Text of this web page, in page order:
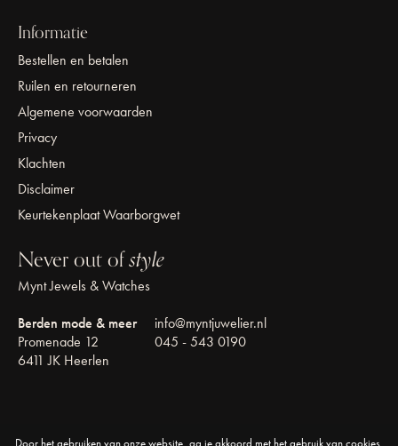
Informatie
Bestellen en betalen
Ruilen en retourneren
Algemene voorwaarden
Privacy
Klachten
Disclaimer
Keurtekenplaat Waarborgwet
Never out ofstyle
Mynt Jewels & Watches
Berden mode & meer
Promenade 12
6411 JK Heerlen
info@myntjuwelier.nl
045 - 543 0190
Door het gebruiken van onze website, ga je akkoord met het gebruik van cookies